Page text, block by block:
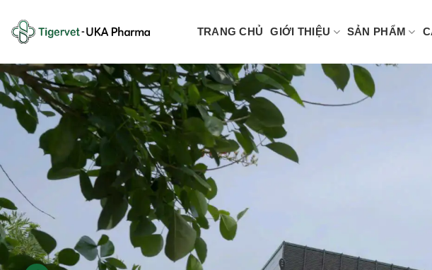
qua
dung
TRANG CHỦ GIỚI THIỆU SẢN PHẨM